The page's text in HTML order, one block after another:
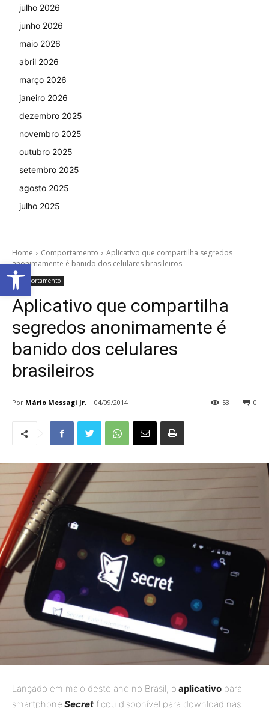
julho 2026
junho 2026
maio 2026
abril 2026
março 2026
janeiro 2026
dezembro 2025
novembro 2025
outubro 2025
setembro 2025
agosto 2025
julho 2025